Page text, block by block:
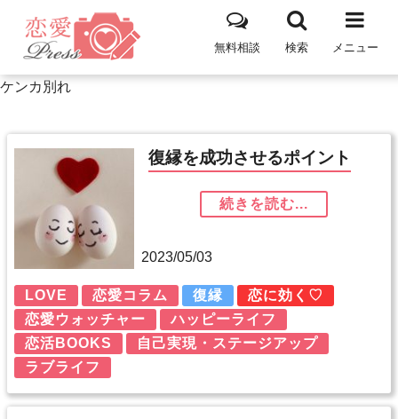
メニュー
検索
無料相談
ケンカ別れ
復縁を成功させるポイント
続きを読む...
2023/05/03
LOVE 恋愛コラム 復縁
恋に効く♡
恋愛ウォッチャー
ハッピーライフ
恋活BOOKS
自己実現・ステージアップ
ラブライフ